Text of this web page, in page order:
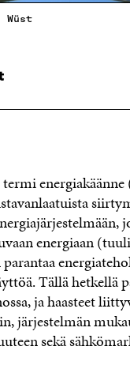
energiaan
Tällä hetkellä
ja haasteet
järjestelmän
sekä